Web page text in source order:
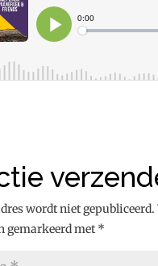
wordt niet gepubliceerd.
gemarkeerd met *